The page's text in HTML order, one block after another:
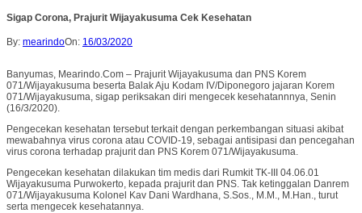
Sigap Corona, Prajurit Wijayakusuma Cek Kesehatan
By: mearindoOn: 16/03/2020
Banyumas, Mearindo.Com – Prajurit Wijayakusuma dan PNS Korem
071/Wijayakusuma beserta Balak Aju Kodam IV/Diponegoro jajaran Korem
071/Wijayakusuma, sigap periksakan diri mengecek kesehatannnya, Senin
(16/3/2020).
Pengecekan kesehatan tersebut terkait dengan perkembangan situasi akibat
mewabahnya virus corona atau COVID-19, sebagai antisipasi dan pencegahan
virus corona terhadap prajurit dan PNS Korem 071/Wijayakusuma.
Pengecekan kesehatan dilakukan tim medis dari Rumkit TK-III 04.06.01
Wijayakusuma Purwokerto, kepada prajurit dan PNS. Tak ketinggalan Danrem
071/Wijayakusuma Kolonel Kav Dani Wardhana, S.Sos., M.M., M.Han., turut
serta mengecek kesehatannya.